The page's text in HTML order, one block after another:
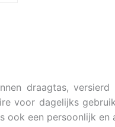
draagtas,
voor dagelijks
ook een persoonlijk en